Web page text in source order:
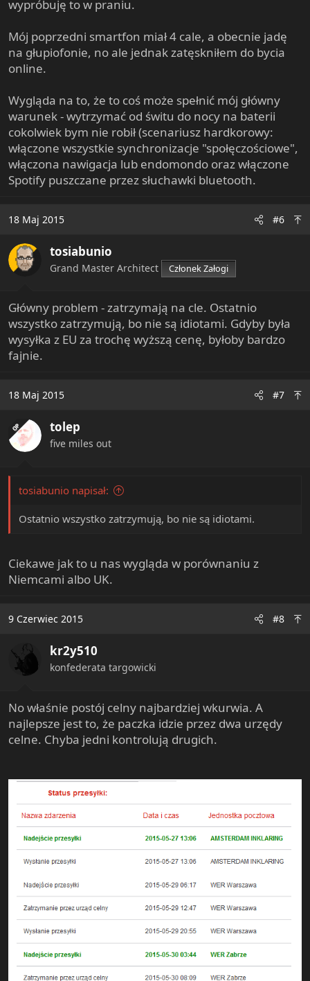
wypróbuję to w praniu.
Mój poprzedni smartfon miał 4 cale, a obecnie jadę
na głupiofonie, no ale jednak zatęskniłem do bycia
online.
Wygląda na to, że to coś może spełnić mój główny
warunek - wytrzymać od świtu do nocy na baterii
cokolwiek bym nie robił (scenariusz hardkorowy:
włączone wszystkie synchronizacje "społęczościowe",
włączona nawigacja lub endomondo oraz włączone
Spotify puszczane przez słuchawki bluetooth.
18 Maj 2015 #6
tosiabunio
Grand Master Architect Członek Załogi
Główny problem - zatrzymają na cle. Ostatnio
wszystko zatrzymują, bo nie są idiotami. Gdyby była
wysyłka z EU za trochę wyższą cenę, byłoby bardzo
fajnie.
18 Maj 2015 #7
OP tolep
five miles out
tosiabunio napisał:
Ostatnio wszystko zatrzymują, bo nie są idiotami.
Ciekawe jak to u nas wygląda w porównaniu z
Niemcami albo UK.
9 Czerwiec 2015 #8
kr2y510
konfederata targowicki
No właśnie postój celny najbardziej wkurwia. A
najlepsze jest to, że paczka idzie przez dwa urzędy
celne. Chyba jedni kontrolują drugich.